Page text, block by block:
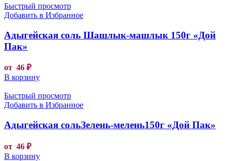
Быстрый просмотр
Добавить в Избранное
Адыгейская соль Шашлык-машлык 150г «Дой
Пак»
от 46 ₽
В корзину
Быстрый просмотр
Добавить в Избранное
Адыгейская сольЗелень-мелень150г «Дой Пак»
от 46 ₽
В корзину